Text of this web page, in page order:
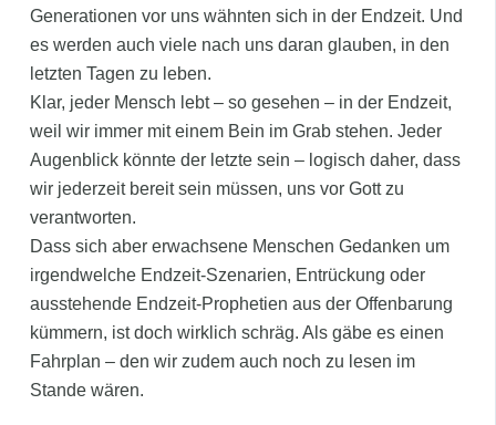
Generationen vor uns wähnten sich in der Endzeit. Und
es werden auch viele nach uns daran glauben, in den
letzten Tagen zu leben.
Klar, jeder Mensch lebt – so gesehen – in der Endzeit,
weil wir immer mit einem Bein im Grab stehen. Jeder
Augenblick könnte der letzte sein – logisch daher, dass
wir jederzeit bereit sein müssen, uns vor Gott zu
verantworten.
Dass sich aber erwachsene Menschen Gedanken um
irgendwelche Endzeit-Szenarien, Entrückung oder
ausstehende Endzeit-Prophetien aus der Offenbarung
kümmern, ist doch wirklich schräg. Als gäbe es einen
Fahrplan – den wir zudem auch noch zu lesen im
Stande wären.